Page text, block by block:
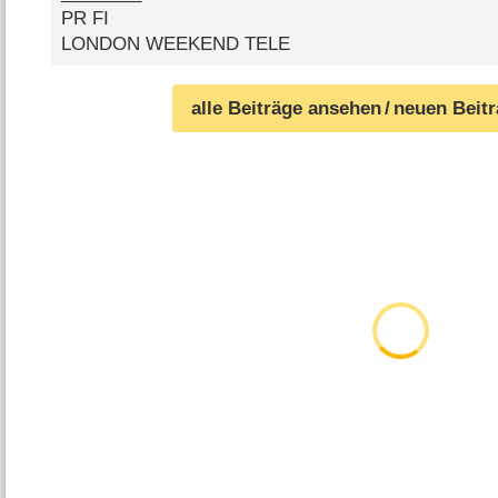
PR FI
LONDON WEEKEND TELE
alle Beiträge ansehen/ neuen